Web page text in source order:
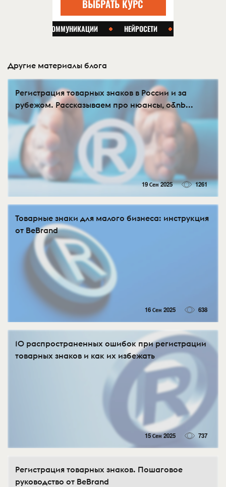
Другие материалы блога
Регистрация товарных знаков в России и за
рубежом. Рассказываем про нюансы, о&nb...
19 Сен 2025 1261
Товарные знаки для малого бизнеса: инструкция
от BeBrand
16 Сен 2025 638
10 распространенных ошибок при регистрации
товарных знаков и как их избежать
15 Сен 2025 737
Регистрация товарных знаков. Пошаговое
руководство от BeBrand